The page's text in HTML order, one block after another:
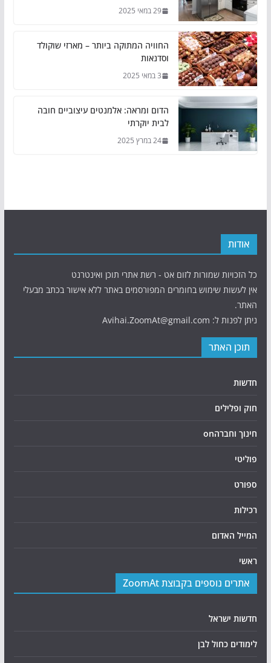
29 במאי 2025
החוויה המתוקה ביותר – מארזי שוקולד
וסדנאות
3 במאי 2025
הדום ומראה: אלמנטים עיצוביים חובה
לבית יוקרתי
24 במרץ 2025
אודות
כל הזכויות שמורות לזום אט - רשת אתרי תוכן ואינטרנט
אין לעשות שימוש בחומרים המפורסמים באתר ללא אישור בכתב מבעלי
האתר.
ניתן לפנות ל: Avihai.ZoomAt@gmail.com
תוכן האתר
חדשות
חוק ופלילים
חינוך וחברהon
פוליטי
ספורט
רכילות
המייל האדום
ראשי
אתרים נוספים בקבוצת ZoomAt
חדשות ישראל
לימודים כחול לבן